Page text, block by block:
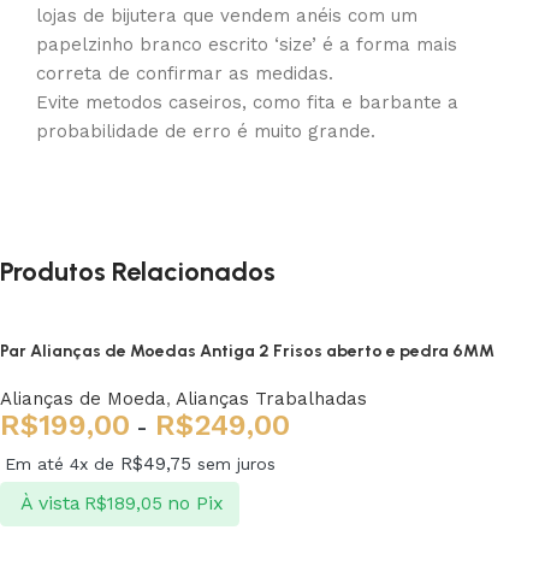
lojas de bijutera que vendem anéis com um
papelzinho branco escrito ‘size’ é a forma mais
correta de confirmar as medidas.
Evite metodos caseiros, como fita e barbante a
probabilidade de erro é muito grande.
Produtos Relacionados
Par Alianças de Moedas Antiga 2 Frisos aberto e pedra 6MM
Alianças de Moeda, Alianças Trabalhadas
R$199,00 - R$249,00
Em até 4x de R$49,75 sem juros
À vista R$189,05 no Pix